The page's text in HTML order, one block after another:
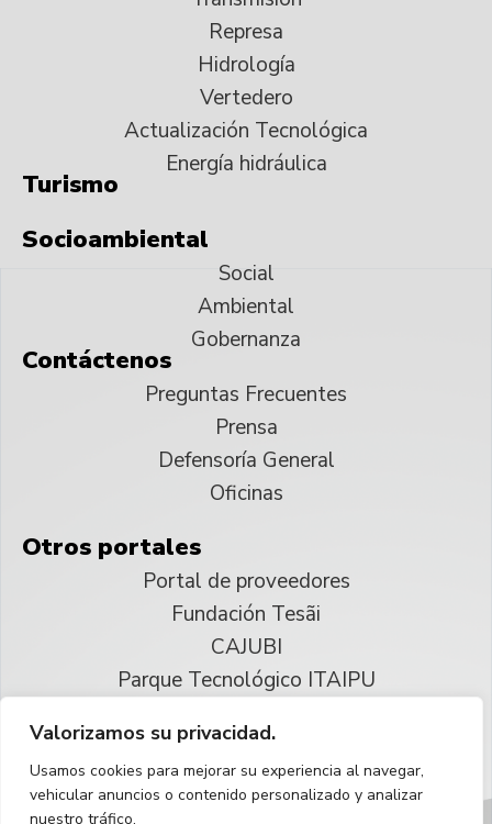
Valorizamos su privacidad.
Usamos cookies para mejorar su experiencia al navegar,
vehicular anuncios o contenido personalizado y analizar
nuestro tráfico.
Represa
Hidrología
Vertedero
Actualización Tecnológica
Energía hidráulica
Turismo
Socioambiental
Social
Ambiental
Gobernanza
Contáctenos
Preguntas Frecuentes
Prensa
Defensoría General
Oficinas
Otros portales
Portal de proveedores
Fundación Tesãi
CAJUBI
Parque Tecnológico ITAIPU
Reservados todos los derechos